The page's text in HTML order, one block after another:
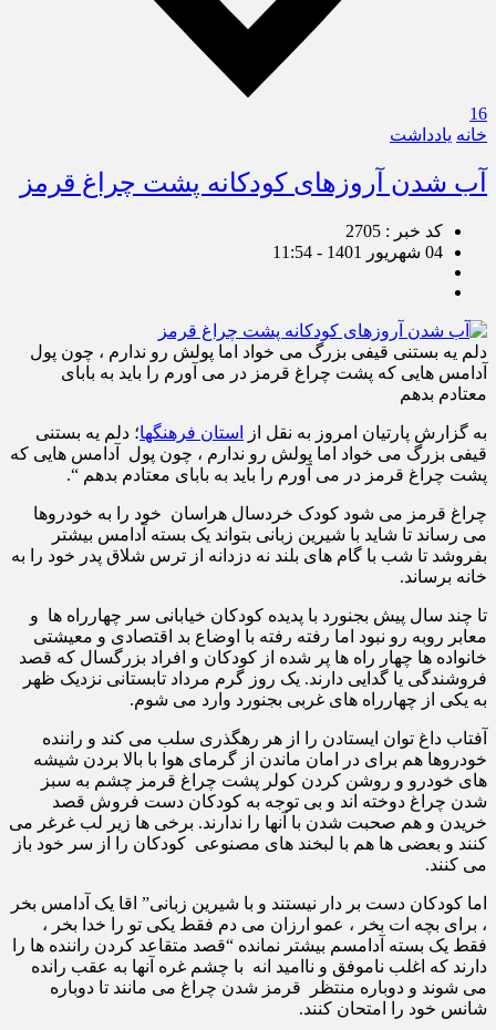
16
خانه یادداشت
آب شدن آروزهای کودکانه پشت چراغ قرمز
کد خبر : 2705
04 شهریور 1401 - 11:54
دلم یه بستنی قیفی بزرگ می خواد اما پولش رو ندارم ، چون پول
آدامس هایی که پشت چراغ قرمز در می آورم را باید به بابای
معتادم بدهم
به گزارش پارتیان امروز به نقل از استان فرهنگها؛ دلم یه بستنی
قیفی بزرگ می خواد اما پولش رو ندارم ، چون پول آدامس هایی که
پشت چراغ قرمز در می آورم را باید به بابای معتادم بدهم “.
چراغ قرمز می شود کودک خردسال هراسان خود را به خودروها
می رساند تا شاید با شیرین زبانی بتواند یک بسته آدامس بیشتر
بفروشد تا شب با گام های بلند نه دزدانه از ترس شلاق پدر خود را به
خانه برساند.
تا چند سال پیش بجنورد با پدیده کودکان خیابانی سر چهارراه ها و
معابر روبه رو نبود اما رفته رفته با اوضاع بد اقتصادی و معیشتی
خانواده ها چهار راه ها پر شده از کودکان و افراد بزرگسال که قصد
فروشندگی یا گدایی دارند. یک روز گرم مرداد تابستانی نزدیک ظهر
به یکی از چهارراه های غربی بجنورد وارد می شوم.
آفتاب داغ توان ایستادن را از هر رهگذری سلب می کند و راننده
خودروها هم برای در امان ماندن از گرمای هوا با بالا بردن شیشه
های خودرو و روشن کردن کولر پشت چراغ قرمز چشم به سبز
شدن چراغ دوخته اند و بی توجه به کودکان دست فروش قصد
خریدن و هم صحبت شدن با آنها را ندارند. برخی ها زیر لب غرغر می
کنند و بعضی ها هم با لبخند های مصنوعی کودکان را از سر خود باز
می کنند.
اما کودکان دست بر دار نیستند و با شیرین زبانی” اقا یک آدامس بخر
، برای بچه ات بخر ، عمو ارزان می دم فقط یکی تو را خدا بخر ،
فقط یک بسته آدامسم بیشتر نمانده “قصد متقاعد کردن راننده ها را
دارند که اغلب ناموفق و ناامید انه با چشم غره آنها به عقب رانده
می شوند و دوباره منتظر قرمز شدن چراغ می مانند تا دوباره
شانس خود را امتحان کنند.